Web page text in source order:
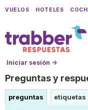
VUELOS HOTELES
Iniciar sesión →
Preguntas y
preguntas etiquetas